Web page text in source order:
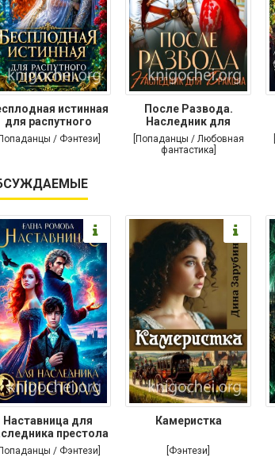
истинная
для распутного
дракона
[Попаданцы / Фэнтези]
После Развода.
Наследник для
дракона
[Попаданцы / Любовная
фантастика]
Наставница для
престола
[Попаданцы / Фэнтези]
Камеристка
[Фэнтези]